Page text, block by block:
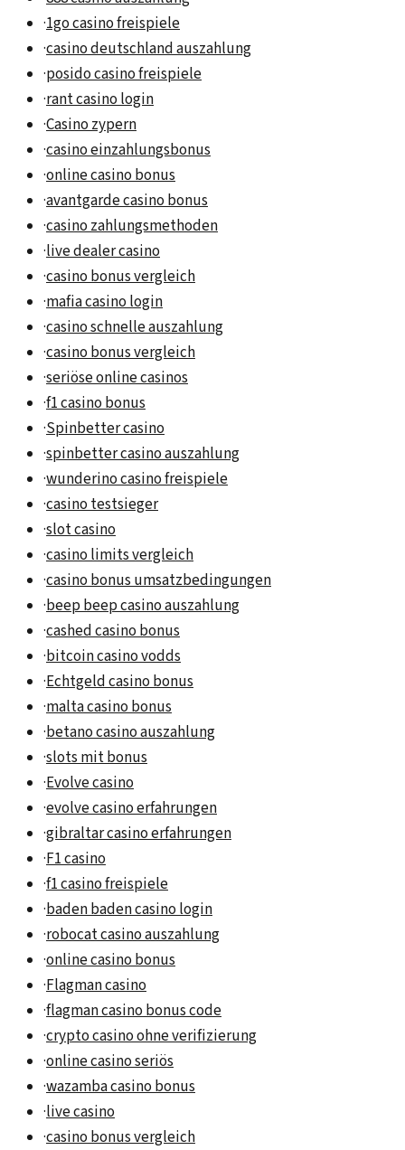
·1go casino freispiele
·casino deutschland auszahlung
·posido casino freispiele
·rant casino login
·Casino zypern
·casino einzahlungsbonus
·online casino bonus
·avantgarde casino bonus
·casino zahlungsmethoden
·live dealer casino
·casino bonus vergleich
·mafia casino login
·casino schnelle auszahlung
·casino bonus vergleich
·seriöse online casinos
·f1 casino bonus
·Spinbetter casino
·spinbetter casino auszahlung
·wunderino casino freispiele
·casino testsieger
·slot casino
·casino limits vergleich
·casino bonus umsatzbedingungen
·beep beep casino auszahlung
·cashed casino bonus
·bitcoin casino vodds
·Echtgeld casino bonus
·malta casino bonus
·betano casino auszahlung
·slots mit bonus
·Evolve casino
·evolve casino erfahrungen
·gibraltar casino erfahrungen
·F1 casino
·f1 casino freispiele
·baden baden casino login
·robocat casino auszahlung
·online casino bonus
·Flagman casino
·flagman casino bonus code
·crypto casino ohne verifizierung
·online casino seriös
·wazamba casino bonus
·live casino
·casino bonus vergleich